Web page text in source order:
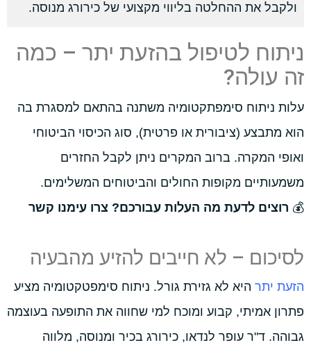
ולקבל את ההחלטה בליווי מקצועי של כירורג מנוסה.
ניתוח לטיפול בהזעת יתר – כמה
זה עולה?
עלות ניתוח סימפתקטומיה משתנה בהתאם למסגרת בה
הוא מתבצע (ציבורית או פרטית), סוג הכיסוי הביטוחי
ואופי המקרה. ברוב המקרים ניתן לקבל החזרים
משמעותיים מקופות החולים והביטוחים המשלימים.
💰 רוצים לדעת מה העלות עבורכם? צרו עימנו קשר
לסיכום – לא חייבים להזיע מהבעיה
הזעת יתר היא לא גזירת גורל. ניתוח סימפטקטומיה מציע
פתרון אמיתי, קבוע ומוכח למי שחווה את התופעה בעוצמה
גבוהה. ד"ר עופר לנדאו, כירורג בכיר ומנוסה, מלווה